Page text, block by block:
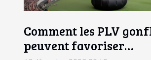
Comment les PLV
peuvent favoriser